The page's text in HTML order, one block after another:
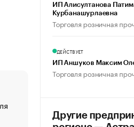
создавшей GTA
ИП Алисултанова
Курбанашурлаевна
Торговля розничная
ДЕЙСТВУЕТ
ИП Аншуков Максим
Торговля розничная
Другие